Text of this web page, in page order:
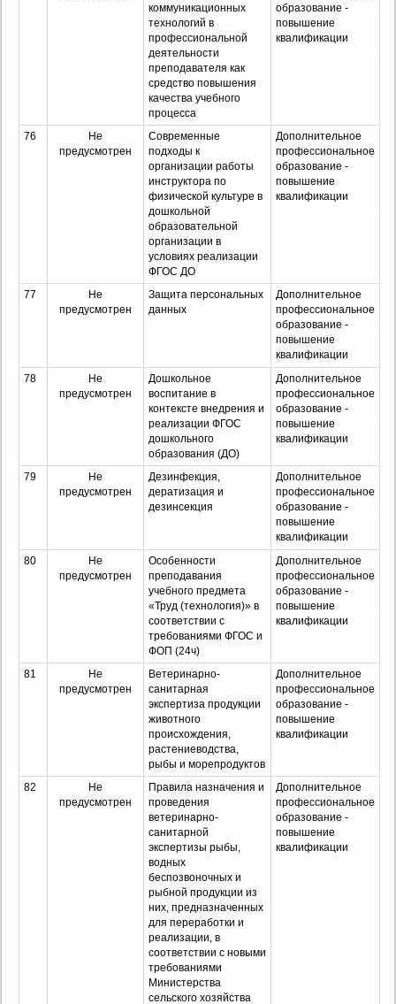
коммуникационных
технологий в
профессиональной
деятельности
преподавателя как
средство повышения
качества учебного
процесса
образование -
повышение
квалификации
76
Не
предусмотрен
Современные
подходы к
организации работы
инструктора по
физической культуре в
дошкольной
образовательной
организации в
условиях реализации
ФГОС ДО
Дополнительное
профессиональное
образование -
повышение
квалификации
77
Не
предусмотрен
Защита персональных
данных
Дополнительное
профессиональное
образование -
повышение
квалификации
78
Не
предусмотрен
Дошкольное
воспитание в
контексте внедрения и
реализации ФГОС
дошкольного
образования (ДО)
Дополнительное
профессиональное
образование -
повышение
квалификации
79
Не
предусмотрен
Дезинфекция,
дератизация и
дезинсекция
Дополнительное
профессиональное
образование -
повышение
квалификации
80
Не
предусмотрен
Особенности
преподавания
учебного предмета
«Труд (технология)» в
соответствии с
требованиями ФГОС и
ФОП (24ч)
Дополнительное
профессиональное
образование -
повышение
квалификации
81
Не
предусмотрен
Ветеринарно-
санитарная
экспертиза продукции
животного
происхождения,
растениеводства,
рыбы и морепродуктов
Дополнительное
профессиональное
образование -
повышение
квалификации
82
Не
предусмотрен
Правила назначения и
проведения
ветеринарно-
санитарной
экспертизы рыбы,
водных
беспозвоночных и
рыбной продукции из
них, предназначенных
для переработки и
реализации, в
соответствии с новыми
требованиями
Министерства
сельского хозяйства
Дополнительное
профессиональное
образование -
повышение
квалификации